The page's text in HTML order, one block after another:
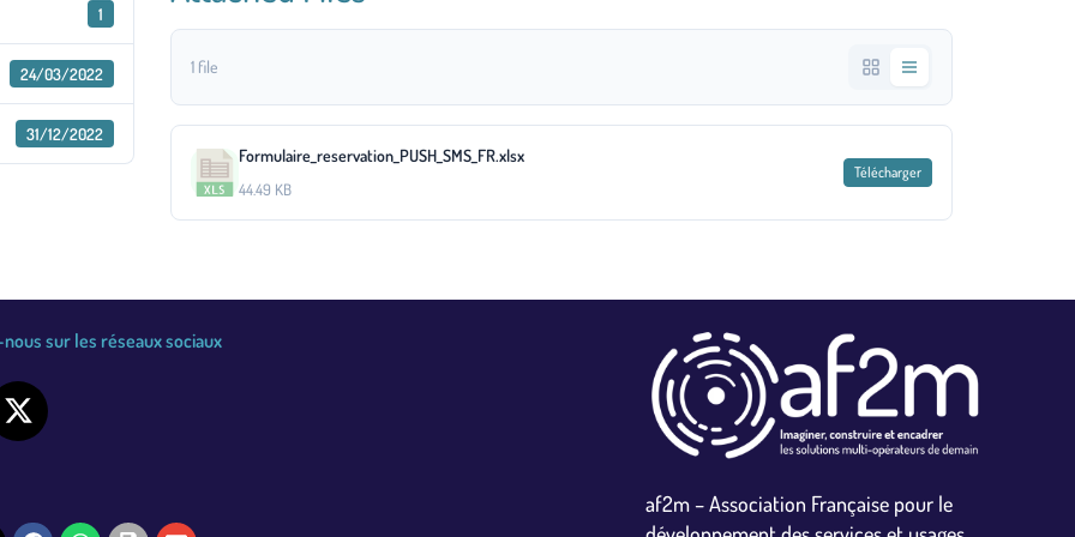
1
24/03/2022
31/12/2022
1 file
Formulaire_reservation_PUSH_SMS_FR.xlsx
44.49 KB
Télécharger
sur les réseaux sociaux
af2m – Association Française pour le